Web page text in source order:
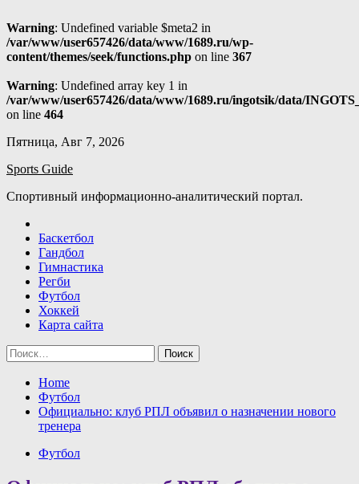
Warning: Undefined variable $meta2 in
/var/www/user657426/data/www/1689.ru/wp-
content/themes/seek/functions.php on line 367
Warning: Undefined array key 1 in
/var/www/user657426/data/www/1689.ru/ingotsik/data/
on line 464
Skip
content
Пятница, Авг 7, 2026
Sports Guide
Спортивный информационно-аналитический портал.
Баскетбол
Гандбол
Гимнастика
Регби
Футбол
Хоккей
Карта сайта
Найти:
Home
Футбол
Официально: клуб РПЛ объявил о назначении нового
тренера
Футбол